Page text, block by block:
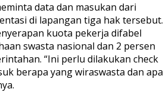
data dan masukan dari
di lapangan tiga hak tersebut.
kuota pekerja difabel
swasta nasional dan 2 persen
“Ini perlu dilakukan check
berapa yang wiraswasta dan apa